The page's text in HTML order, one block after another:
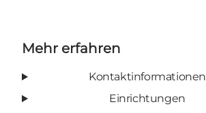
Mehr erfahren
Kontaktinformationen
Einrichtungen